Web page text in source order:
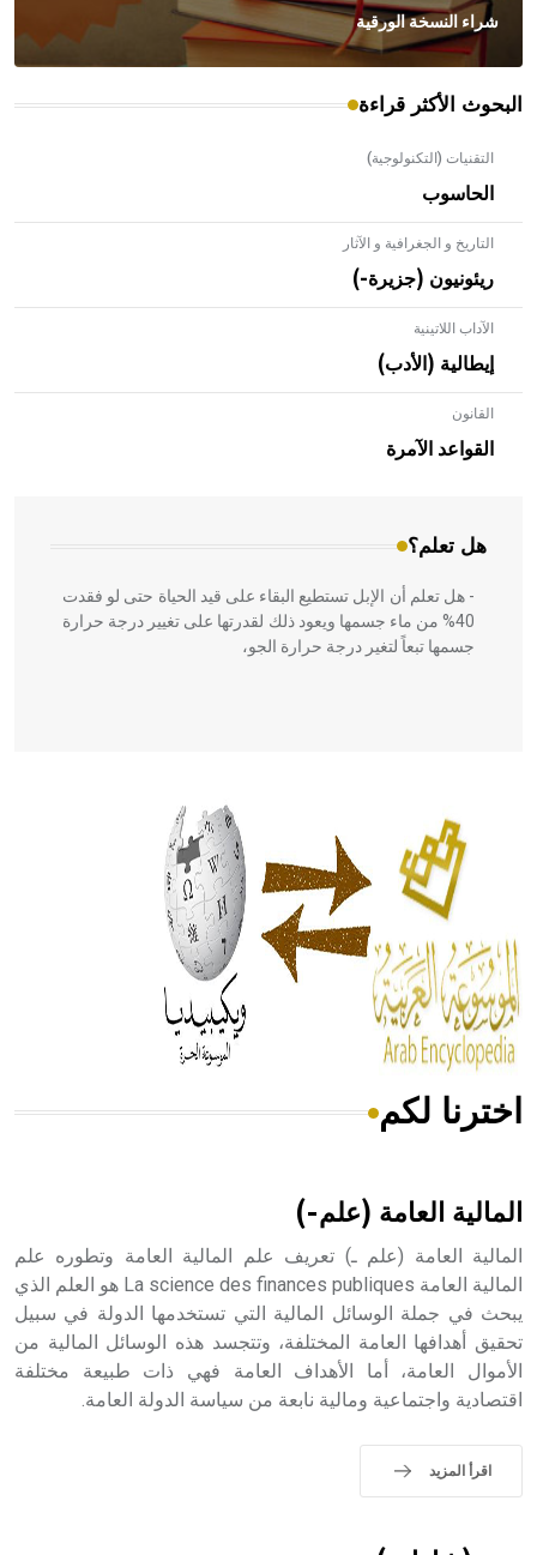
شراء النسخة الورقية
البحوث الأكثر قراءة
التقنيات (التكنولوجية)
الحاسوب
التاريخ و الجغرافية و الآثار
ريئونيون (جزيرة-)
الآداب اللاتينية
إيطالية (الأدب)
القانون
القواعد الآمرة
هل تعلم؟
- هل تعلم أن الأبلق نوع من الفنون الهندسية التي ارتبطت
بالعمارة الإسلامية في بلاد الشام ومصر خاصة، حيث يحرص
المعمار على بناء مداميكه وخاصة في الواجهات
- هل تعلم أن الإبل تستطيع البقاء على قيد الحياة حتى لو فقدت
40% من ماء جسمها ويعود ذلك لقدرتها على تغيير درجة حرارة
جسمها تبعاً لتغير درجة حرارة الجو،
الحكم، الأدلة، تنظيم التغذية، ورسالته في جروح الرأس. ويعود
له الفضل بأنه حرر الطب من الدين والفلسفة.
- هل تعلم أن المرجان إفراز حيواني يتكون في البحر ويتركب
من مادة كربونات الكلسيوم، وهو أحمر أو شديد الحمرة وهو
أجود أنواعه، ويمتاز بكبر الحجم ويسمى الش
هل تعلم أن الأبسيد كلمة فرنسية اللفظ تم اعتمادها مصطلحاً
- هل تعلم أن أبجر Abgar اسم معروف جيداً يعود إلى عدد من
الملوك الذين حكموا مدينة إديسا (الرها) من أبجر الأول وحتى
التاسع، وهم ينتسبون إلى أسرة أوسروين
حيث تقتصر القيمة الصوتية للعلامة الك
اخترنا لكم
المالية العامة (علم-)
المالية العامة (علم ـ) تعريف علم المالية العامة وتطوره علم
المالية العامة La science des finances publiques هو العلم الذي
يبحث في جملة الوسائل المالية التي تستخدمها الدولة في سبيل
تحقيق أهدافها العامة المختلفة، وتتجسد هذه الوسائل المالية من
الأموال العامة، أما الأهداف العامة فهي ذات طبيعة مختلفة
اقتصادية واجتماعية ومالية نابعة من سياسة الدولة العامة.
اقرأ المزيد